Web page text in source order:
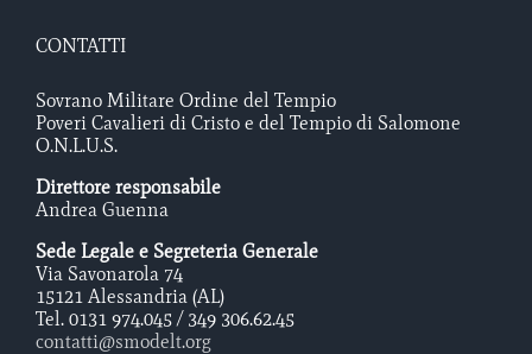
CONTATTI
Sovrano Militare Ordine del Tempio
Poveri Cavalieri di Cristo e del Tempio di Salomone
O.N.L.U.S.
Direttore responsabile
Andrea Guenna
Sede Legale e Segreteria Generale
Via Savonarola 74
15121 Alessandria (AL)
Tel. 0131 974.045 / 349 306.62.45
contatti@smodelt.org